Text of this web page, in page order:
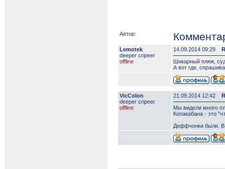
Автор:
Lemotek
deeper сripeer
offline
14.09.2014 09:29
Шикарный пляж,
А вот где,
VicColon
deeper сripeer
offline
21.09.2014 12:42
Мы видели много
Копакабана - это
Деффчонки были. В